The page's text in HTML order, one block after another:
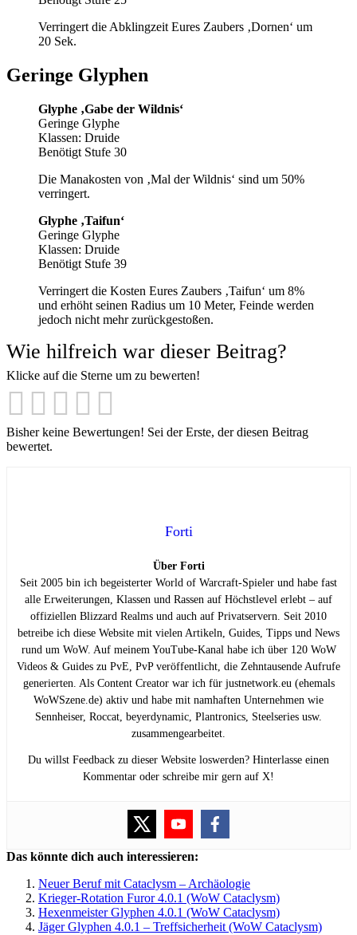
Verringert die Abklingzeit Eures Zaubers ‚Dornen‘ um
20 Sek.
Geringe Glyphen
Glyphe ‚Gabe der Wildnis‘
Geringe Glyphe
Klassen: Druide
Benötigt Stufe 30
Die Manakosten von ‚Mal der Wildnis‘ sind um 50%
verringert.
Glyphe ‚Taifun‘
Geringe Glyphe
Klassen: Druide
Benötigt Stufe 39
Verringert die Kosten Eures Zaubers ‚Taifun‘ um 8%
und erhöht seinen Radius um 10 Meter, Feinde werden
jedoch nicht mehr zurückgestoßen.
Wie hilfreich war dieser Beitrag?
Klicke auf die Sterne um zu bewerten!
Bisher keine Bewertungen! Sei der Erste, der diesen Beitrag
bewertet.
Forti
Über Forti
Seit 2005 bin ich begeisterter World of Warcraft-Spieler und habe fast
alle Erweiterungen, Klassen und Rassen auf Höchstlevel erlebt – auf
offiziellen Blizzard Realms und auch auf Privatservern. Seit 2010
betreibe ich diese Website mit vielen Artikeln, Guides, Tipps und News
rund um WoW. Auf meinem YouTube-Kanal habe ich über 120 WoW
Videos & Guides zu PvE, PvP veröffentlicht, die Zehntausende Aufrufe
generierten. Als Content Creator war ich für justnetwork.eu (ehemals
WoWSzene.de) aktiv und habe mit namhaften Unternehmen wie
Sennheiser, Roccat, beyerdynamic, Plantronics, Steelseries usw.
zusammengearbeitet.
Du willst Feedback zu dieser Website loswerden? Hinterlasse einen
Kommentar oder schreibe mir gern auf X!
Das könnte dich auch interessieren:
Neuer Beruf mit Cataclysm – Archäologie
Krieger-Rotation Furor 4.0.1 (WoW Cataclysm)
Hexenmeister Glyphen 4.0.1 (WoW Cataclysm)
Jäger Glyphen 4.0.1 – Treffsicherheit (WoW Cataclysm)